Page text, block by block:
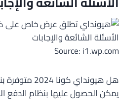
Source: i1.wp.com
هل هيونداي
يمكن الحصول عليها بنظام الدفع